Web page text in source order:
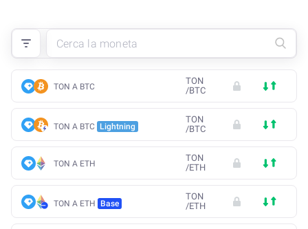
TON A BTC
TON
/BTC
TON A BTC Lightning
TON
/BTC
TON A ETH
TON
/ETH
TON A ETH Base
TON
/ETH